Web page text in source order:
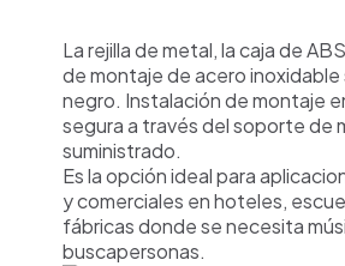
La rejilla de metal, la caja de
de montaje de acero inoxidable
negro. Instalación de montaje
segura a través del soporte de
suministrado.
Es la opción ideal para
y comerciales en hoteles,
fábricas donde se necesita
buscapersonas.